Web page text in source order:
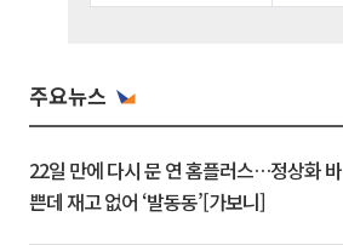
주요뉴스
22일 만에 다시 문 연 홈플러스…정상화 바
쁜데 재고 없어 ‘발동동’[가보니]